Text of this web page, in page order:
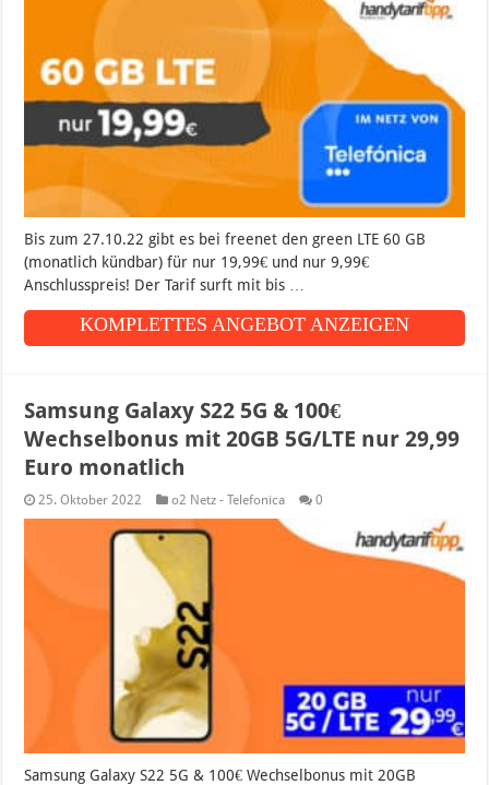
Bis zum 27.10.22 gibt es bei freenet den green LTE 60 GB
(monatlich kündbar) für nur 19,99€ und nur 9,99€
Anschlusspreis! Der Tarif surft mit bis …
KOMPLETTES ANGEBOT ANZEIGEN
Samsung Galaxy S22 5G & 100€
Wechselbonus mit 20GB 5G/LTE nur 29,99
Euro monatlich
25. Oktober 2022 o2 Netz - Telefonica 0
Samsung Galaxy S22 5G & 100€ Wechselbonus mit 20GB